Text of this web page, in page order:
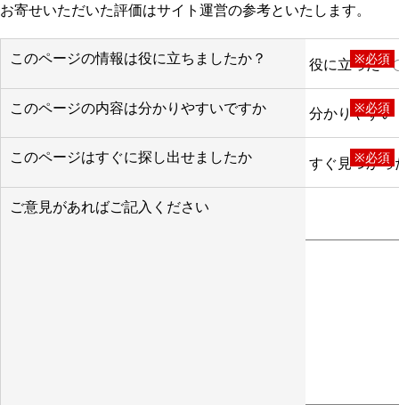
お寄せいただいた評価はサイト運営の参考といたします。
このページの情報は役に立ちましたか？ ※必須
役に立った
このページの内容は分かりやすいですか ※必須
分かりやすい
このページはすぐに探し出せましたか ※必須
すぐ見つかっ
ご意見があればご記入ください